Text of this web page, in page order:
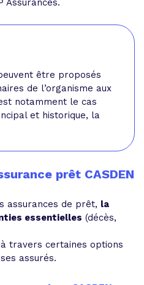
Assurances.
être proposés
de l’organisme aux
notamment le cas
et historique, la
prêt CASDEN
assurances de prêt, la
essentielles (décès,
travers certaines options
assurés.